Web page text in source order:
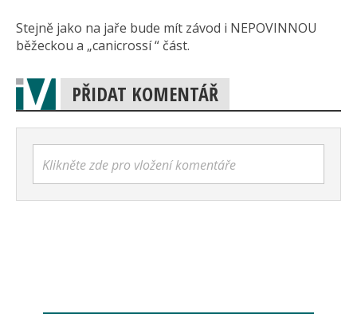
Stejně jako na jaře bude mít závod i NEPOVINNOU
běžeckou a „canicrossí “ část.
PŘIDAT KOMENTÁŘ
Klikněte zde pro vložení komentáře